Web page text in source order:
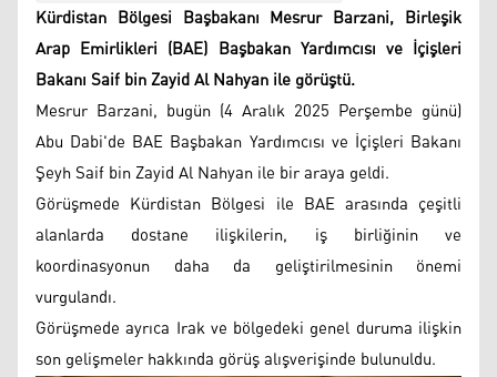
Kürdistan Bölgesi Başbakanı Mesrur ​​Barzani, Birleşik
Arap Emirlikleri (BAE) Başbakan Yardımcısı ve İçişleri
Bakanı Saif bin Zayid Al Nahyan ile görüştü.
Mesrur ​​Barzani, bugün (4 Aralık 2025 Perşembe günü)
Abu Dabi'de BAE Başbakan Yardımcısı ve İçişleri Bakanı
Şeyh Saif bin Zayid Al Nahyan ile bir araya geldi.
Görüşmede Kürdistan Bölgesi ile BAE arasında çeşitli
alanlarda dostane ilişkilerin, iş birliğinin ve
koordinasyonun daha da geliştirilmesinin önemi
vurgulandı.
Görüşmede ayrıca Irak ve bölgedeki genel duruma ilişkin
son gelişmeler hakkında görüş alışverişinde bulunuldu.